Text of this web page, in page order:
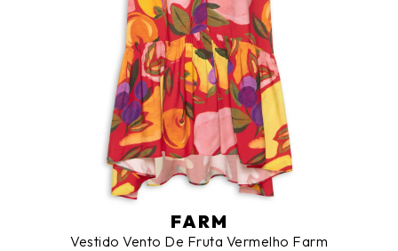
FARM
Vestido Vento De Fruta Vermelho Farm